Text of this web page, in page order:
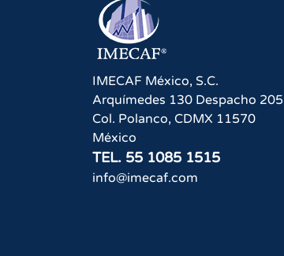
IMECAF México, S.C.
Arquímedes 130 Despacho 205
Col. Polanco, CDMX 11570
México
TEL. 55 1085 1515
info@imecaf.com